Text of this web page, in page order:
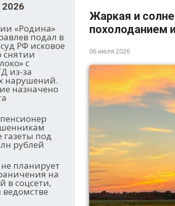
2026
«Родина»
подал в
РФ исковое
снятии
с
из-за
нарушений.
назначено
газеты под
рублей
планирует
на
в соцсети,
Жаркая и
похолоданием
06 июля 2026